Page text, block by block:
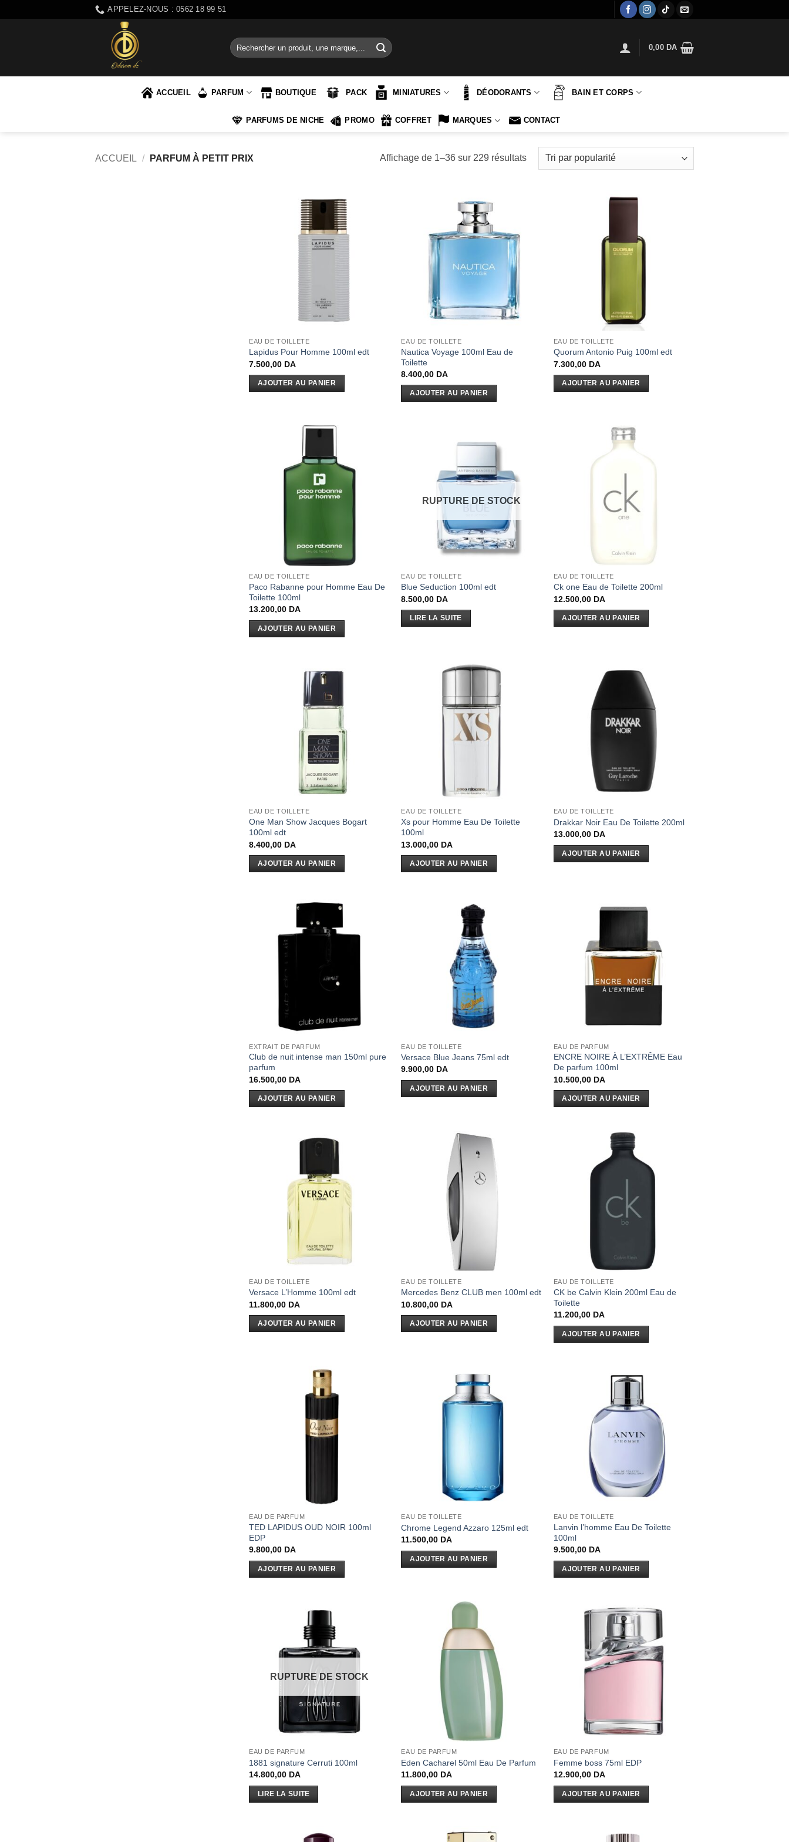
APPELEZ-NOUS : 0562 18 99 51
Recherche
pour :
0,00 DA
ACCUEIL PARFUM BOUTIQUE PACK MINIATURES DÉODORANTS BAIN ET CORPS
PARFUMS DE NICHE PROMO COFFRET MARQUES CONTACT
ACCUEIL / PARFUM À PETIT PRIX Affichage de 1–36 sur 229 résultatsTrié
par
EAU DE TOILLETE
Lapidus Pour Homme 100ml edt
7.500,00 DA
AJOUTER AU PANIER
EAU DE TOILLETE
Nautica Voyage 100ml Eau de
Toilette
8.400,00 DA
AJOUTER AU PANIER
EAU DE TOILLETE
Quorum Antonio Puig 100ml edt
7.300,00 DA
AJOUTER AU PANIER
EAU DE TOILLETE
Paco Rabanne pour Homme Eau De
Toilette 100ml
13.200,00 DA
AJOUTER AU PANIER
RUPTURE DE STOCK
EAU DE TOILLETE
Blue Seduction 100ml edt
8.500,00 DA
LIRE LA SUITE
EAU DE TOILLETE
Ck one Eau de Toilette 200ml
12.500,00 DA
AJOUTER AU PANIER
EAU DE TOILLETE
One Man Show Jacques Bogart
100ml edt
8.400,00 DA
AJOUTER AU PANIER
EAU DE TOILLETE
Xs pour Homme Eau De Toilette
100ml
13.000,00 DA
AJOUTER AU PANIER
EAU DE TOILLETE
Drakkar Noir Eau De Toilette 200ml
13.000,00 DA
AJOUTER AU PANIER
EXTRAIT DE PARFUM
Club de nuit intense man 150ml pure
parfum
16.500,00 DA
AJOUTER AU PANIER
EAU DE TOILLETE
Versace Blue Jeans 75ml edt
9.900,00 DA
AJOUTER AU PANIER
EAU DE PARFUM
ENCRE NOIRE À L’EXTRÊME Eau
De parfum 100ml
10.500,00 DA
AJOUTER AU PANIER
EAU DE TOILLETE
Versace L’Homme 100ml edt
11.800,00 DA
AJOUTER AU PANIER
EAU DE TOILLETE
Mercedes Benz CLUB men 100ml edt
10.800,00 DA
AJOUTER AU PANIER
EAU DE TOILLETE
CK be Calvin Klein 200ml Eau de
Toilette
11.200,00 DA
AJOUTER AU PANIER
EAU DE PARFUM
TED LAPIDUS OUD NOIR 100ml
EDP
9.800,00 DA
AJOUTER AU PANIER
EAU DE TOILLETE
Chrome Legend Azzaro 125ml edt
11.500,00 DA
AJOUTER AU PANIER
EAU DE TOILLETE
Lanvin l’homme Eau De Toilette
100ml
9.500,00 DA
AJOUTER AU PANIER
RUPTURE DE STOCK
EAU DE PARFUM
1881 signature Cerruti 100ml
14.800,00 DA
LIRE LA SUITE
EAU DE PARFUM
Eden Cacharel 50ml Eau De Parfum
11.800,00 DA
AJOUTER AU PANIER
EAU DE PARFUM
Femme boss 75ml EDP
12.900,00 DA
AJOUTER AU PANIER